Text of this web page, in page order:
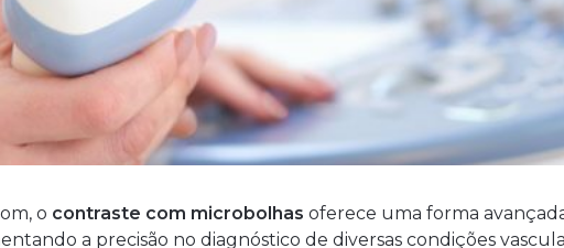
o contraste com microbolhas oferece uma forma
a precisão no diagnóstico de diversas condições